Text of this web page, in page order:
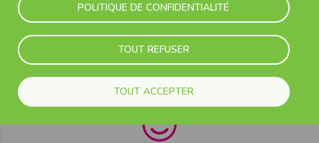
POLITIQUE DE CONFIDENTIALITÉ
TOUT REFUSER
TOUT ACCEPTER
Des horaires adaptés à vos vols
Arrivez à l’heure à toute heure.